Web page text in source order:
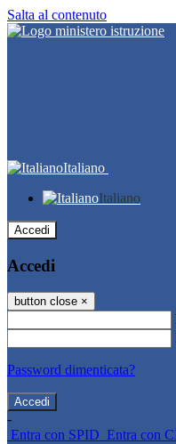
Salta al contenuto
Italiano
Italiano
Accedi
Accedi
button close ×
Password dimenticata?
-
Entra con SPID Entra con